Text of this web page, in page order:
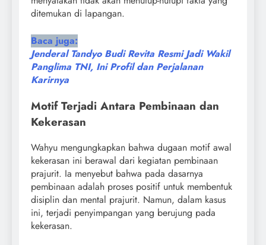
ditemukan di lapangan.
Baca juga:
Jenderal Tandyo Budi Revita Resmi Jadi Wakil
Panglima TNI, Ini Profil dan Perjalanan
Karirnya
Motif Terjadi Antara Pembinaan dan
Kekerasan
Wahyu mengungkapkan bahwa dugaan motif awal
kekerasan ini berawal dari kegiatan pembinaan
prajurit. Ia menyebut bahwa pada dasarnya
pembinaan adalah proses positif untuk membentuk
disiplin dan mental prajurit. Namun, dalam kasus
ini, terjadi penyimpangan yang berujung pada
kekerasan.